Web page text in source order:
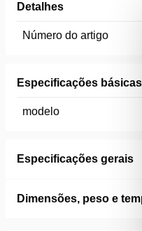
Detalhes
Número do artigo
Especificações básicas
modelo
Especificações gerais
Dimensões, peso e